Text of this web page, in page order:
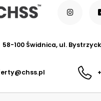
58-100 Świdnica, ul.